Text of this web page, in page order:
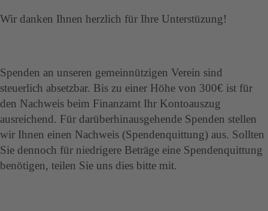
Wir danken Ihnen herzlich für Ihre Unterstüzung!
Spenden an unseren gemeinnützigen Verein sind
steuerlich absetzbar. Bis zu einer Höhe von 300€ ist für
den Nachweis beim Finanzamt Ihr Kontoauszug
ausreichend. Für darüberhinausgehende Spenden stellen
wir Ihnen einen Nachweis (Spendenquittung) aus. Sollten
Sie dennoch für niedrigere Beträge eine Spendenquittung
benötigen, teilen Sie uns dies bitte mit.